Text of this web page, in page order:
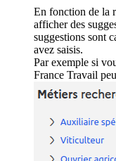
En fonction de la
afficher des
suggestions sont
avez saisis.
Par exemple si
France Travail